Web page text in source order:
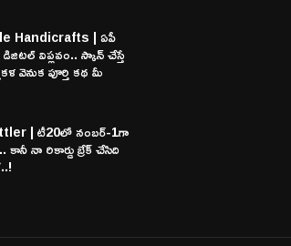
Handicrafts | ఏపీ
విప్లవం.. స్కాన్ చేస్తే
వెనుక పూర్తి కథ మీ
| టీ20లో నంబర్-1గా
కానీ నా రికార్డు బ్రేక్ చేసిది